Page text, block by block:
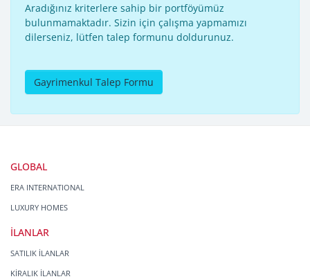
Aradığınız kriterlere sahip bir portföyümüz
bulunmamaktadır. Sizin için çalışma yapmamızı
dilerseniz, lütfen talep formunu doldurunuz.
Gayrimenkul Talep Formu
GLOBAL
ERA INTERNATIONAL
LUXURY HOMES
İLANLAR
SATILIK İLANLAR
KİRALIK İLANLAR